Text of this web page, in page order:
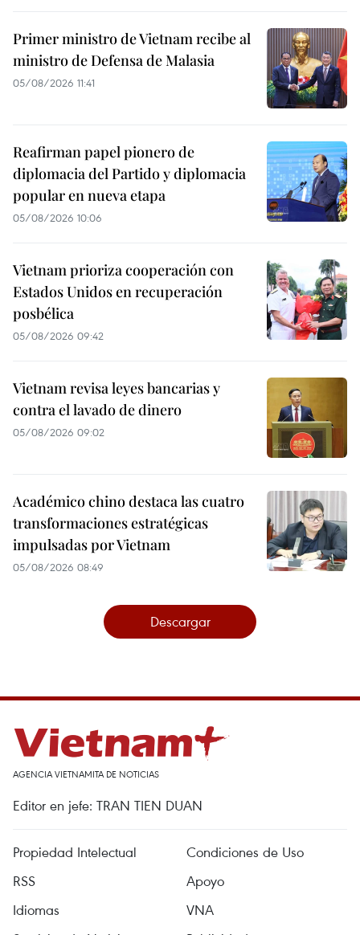
Primer ministro de Vietnam recibe al
ministro de Defensa de Malasia
05/08/2026 11:41
Reafirman papel pionero de
diplomacia del Partido y diplomacia
popular en nueva etapa
05/08/2026 10:06
Vietnam prioriza cooperación con
Estados Unidos en recuperación
posbélica
05/08/2026 09:42
Vietnam revisa leyes bancarias y
contra el lavado de dinero
05/08/2026 09:02
Académico chino destaca las cuatro
transformaciones estratégicas
impulsadas por Vietnam
05/08/2026 08:49
Descargar
AGENCIA VIETNAMITA DE NOTICIAS
Editor en jefe: TRAN TIEN DUAN
Propiedad Intelectual
Condiciones de Uso
RSS
Apoyo
Idiomas
VNA